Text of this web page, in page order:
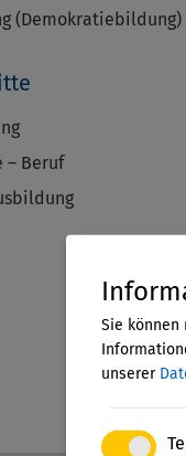
Sie können
unserer
(Demokratiebildung)
– Beruf